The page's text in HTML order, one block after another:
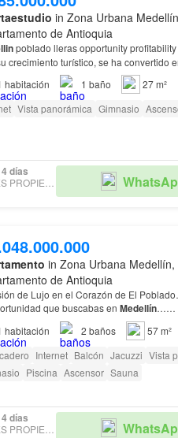
in Zona Urbana
de Antioquia
poblado lleras opportunity
crecimiento turístico, se ha convertido en un
luxury
medellin poblado lleras
habitación 1 baño
27 m²
Vista panorámica Gimnasio
días
YEPES PROPIEDADES
in Zona Urbana
de Antioquia
de Lujo en el Corazón de El
que buscabas en Medellín……
Investment in the Heart of El Poblado:
habitación 2 baños
57 m²
Internet Balcón Jacuzzi Vista
Piscina Ascensor Sauna
días